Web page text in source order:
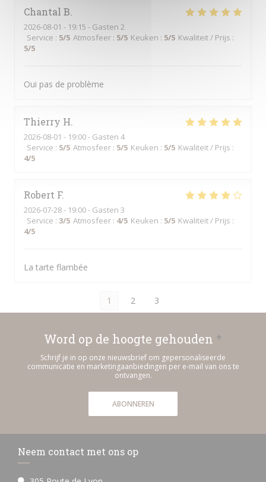
Chantal B
2026-08-01 - 19:15 - Gasten 2
Service : 5/5 Atmosfeer : 5/5 Keuken : 5/5 Kwaliteit / Prijs :
5/5
Oui pas de problème
Thierry H
2026-08-01 - 19:00 - Gasten 4
Service : 5/5 Atmosfeer : 5/5 Keuken : 5/5 Kwaliteit / Prijs :
4/5
Robert F
2026-07-28- 19:00 - Gasten 3
Service : 3/5 Atmosfeer : 4/5 Keuken : 5/5 Kwaliteit / Prijs :
4/5
La tarte flambée
1 2 3
Word op de hoogte gehouden *
Schrijf je in op onze nieuwsbrief om gepersonaliseerde
communicatie en marketingaanbiedingen per e-mail van ons te
ontvangen.
ABONNEREN
Neem contact met ons op